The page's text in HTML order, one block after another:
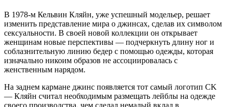
В 1978-м Кельвин Кляйн, уже успешный модельер, решает
изменить представление мира о джинсах, сделав их символом
сексуальности. В своей новой коллекции он открывает
женщинам новые перспективы — подчеркнуть длину ног и
соблазнительную линию бедер с помощью одежды, которая
изначально никоим образов не ассоциировалась с
женственным нарядом.
На заднем кармане джинс появляется тот самый логотип CK
— Кляйн считал необходимым размещать лейблы на одежде
своего производства, чем сделал немалый вклад в